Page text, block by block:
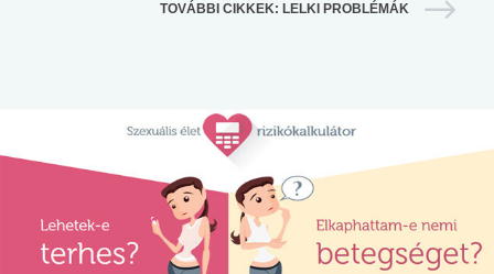
TOVÁBBI CIKKEK: LELKI PROBLÉMÁK